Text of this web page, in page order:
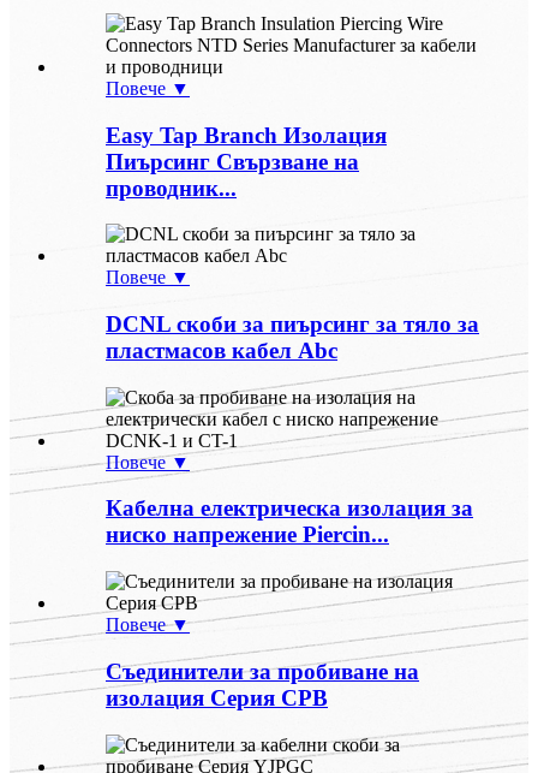
Повече ▼
Easy Tap Branch Изолация
Пиърсинг Свързване на
проводник...
Повече ▼
DCNL скоби за пиърсинг за тяло за
пластмасов кабел Abc
Повече ▼
Кабелна електрическа изолация за
ниско напрежение Piercin...
Повече ▼
Съединители за пробиване на
изолация Серия CPB